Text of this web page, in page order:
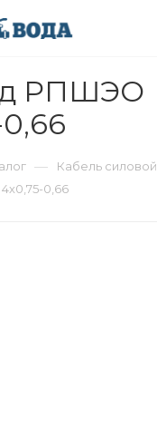
РПШЭО
— Кабель силовой
0,66